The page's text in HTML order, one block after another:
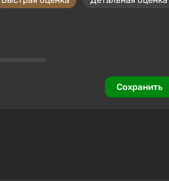
Сохранить